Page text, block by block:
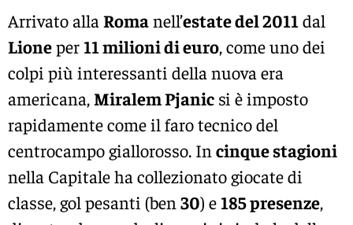
Arrivato alla Romanell’estate del 2011dal
Lioneper 11 milioni di euro, come uno dei
colpi più interessanti della nuova era
americana, Miralem Pjanic si è imposto
rapidamente come il faro tecnico del
centrocampo giallorosso. In cinque stagioni
nella Capitale ha collezionato giocate di
classe, gol pesanti (ben 30) e 185 presenze,